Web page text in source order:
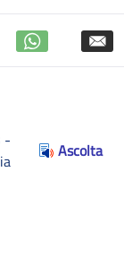
-
Ascolta